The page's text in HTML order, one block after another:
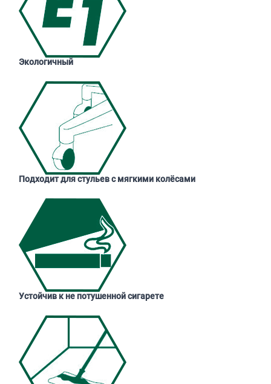
Экологичный
Подходит для стульев с мягкими колёсами
Устойчив к не потушенной сигарете